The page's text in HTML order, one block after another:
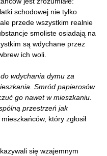
schodowej nie tylko
przede wszystkim realnie
smoliste osiadają na
są wdychane przez
ich woli.
wdychania dymu za
Smród papierosów
go nawet w mieszkaniu.
przestrzeń jak
który zgłosił
się wzajemnym